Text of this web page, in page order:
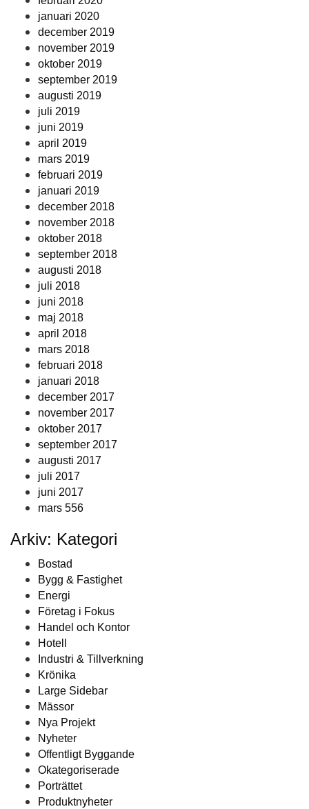
januari 2020
december 2019
november 2019
oktober 2019
september 2019
augusti 2019
juli 2019
juni 2019
april 2019
mars 2019
februari 2019
januari 2019
december 2018
november 2018
oktober 2018
september 2018
augusti 2018
juli 2018
juni 2018
maj 2018
april 2018
mars 2018
februari 2018
januari 2018
december 2017
november 2017
oktober 2017
september 2017
augusti 2017
juli 2017
juni 2017
mars 556
Arkiv: Kategori
Bostad
Bygg & Fastighet
Energi
Företag i Fokus
Handel och Kontor
Hotell
Industri & Tillverkning
Krönika
Large Sidebar
Mässor
Nya Projekt
Nyheter
Offentligt Byggande
Okategoriserade
Porträttet
Produktnyheter